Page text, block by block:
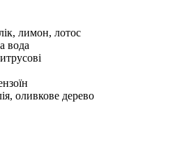
лимон, лотос
вода
оливкове дерево